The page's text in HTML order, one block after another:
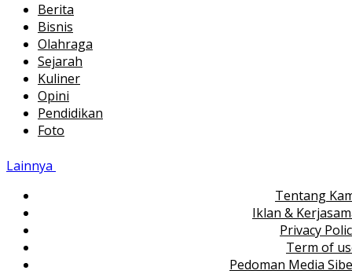
Berita
Bisnis
Olahraga
Sejarah
Kuliner
Opini
Pendidikan
Foto
Lainnya
Tentang
Iklan &
Privacy
Term of
Pedoman Media